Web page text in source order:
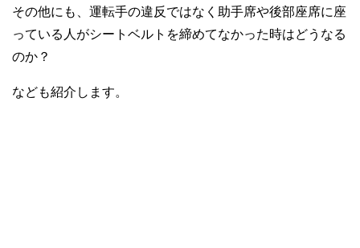
その他にも、運転手の違反ではなく助手席や後部座席に座
っている人がシートベルトを締めてなかった時はどうなる
のか？
なども紹介します。